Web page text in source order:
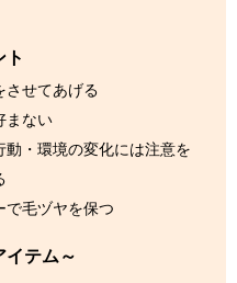
ト
させてあげる
まない
・環境の変化には注意を
で毛ヅヤを保つ
イテム～